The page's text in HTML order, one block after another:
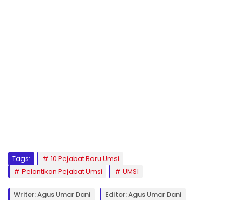
Tags:
10 Pejabat Baru Umsi
Pelantikan Pejabat Umsi
UMSI
Writer: Agus Umar Dani Editor: Agus Umar Dani